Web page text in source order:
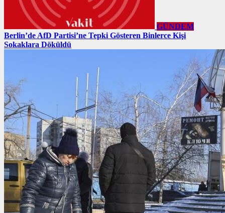
GÜNDEM
Berlin’de AfD Partisi’ne Tepki Gösteren Binlerce Kişi
Sokaklara Döküldü